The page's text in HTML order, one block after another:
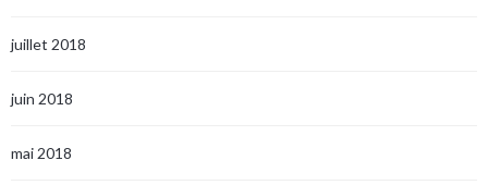
juillet 2018
juin 2018
mai 2018